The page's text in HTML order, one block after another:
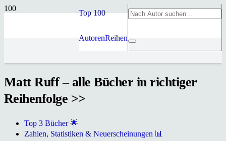
Top 100
AutorenReihen
Matt Ruff – alle Bücher in richtiger
Reihenfolge >>
Top 3 Bücher 🌟
Zahlen, Statistiken & Neuerscheinungen 📊